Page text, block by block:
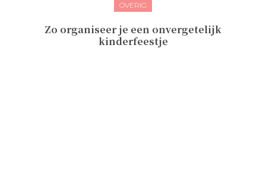
OVERIG
Zo organiseer je een onvergetelijk
kinderfeestje